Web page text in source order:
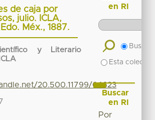
de caja por
julio. ICLA,
Méx., 1887.
y Literario
20.500.11799/64623
en RI
Buscar
Esta
Buscar
en RI
Por